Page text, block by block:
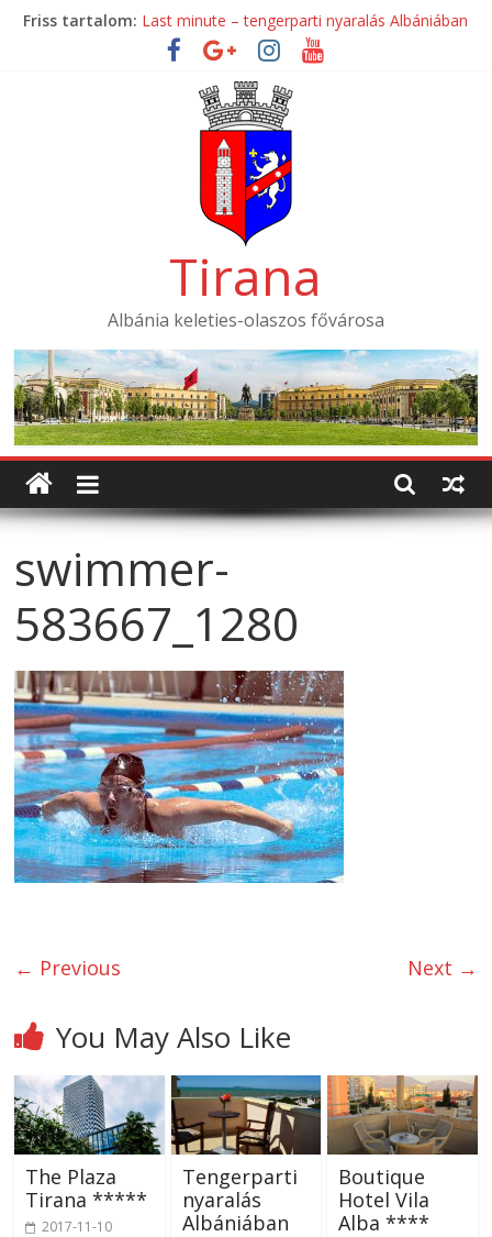
SkipFriss tartalom: Last minute – tengerparti nyaralás Albániában
Mondial Hotel ****
Mak Albania Hotel *****
La Bohème Hotel ****
Tirana International Hotel ****
Tirana
Albánia keleties-olaszos fővárosa
swimmer-
583667_1280
← Previous Next →
You May Also Like
The Plaza
Tirana *****
2017-11-10
Tengerparti
nyaralás
Albániában
Boutique
Hotel Vila
Alba ****